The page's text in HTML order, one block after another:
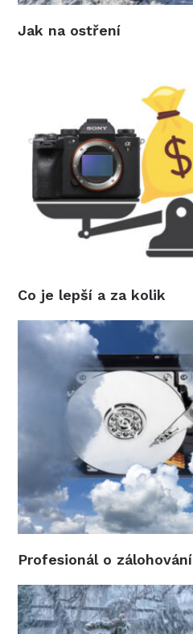
Jak na ostření
Co je lepší a za kolik
Profesionál o zálohování